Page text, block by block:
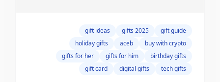
gift guide
2025 gifts
gift ideas
buy with crypto
aceb
holiday gifts
birthday gifts
gifts for him
gifts for her
tech gifts
digital gifts
gift card